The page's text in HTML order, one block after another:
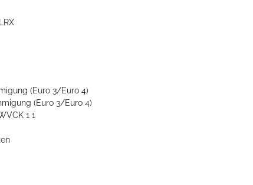
(Euro 3/Euro 4)
(Euro 3/Euro 4)
1 1